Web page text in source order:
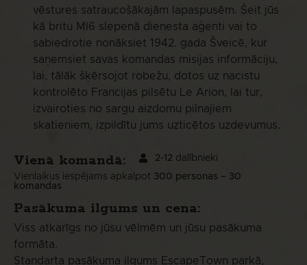
vēstures satraucošākajām lapaspusēm. Šeit jūs
kā britu MI6 slepenā dienesta aģenti vai to
sabiedrotie nonāksiet 1942. gada Šveicē, kur
saņemsiet savas komandas misijas informāciju,
lai, tālāk šķērsojot robežu, dotos uz nacistu
kontrolēto Francijas pilsētu Le Arion, lai tur,
izvairoties no sargu aizdomu pilnajiem
skatieniem, izpildītu jums uzticētos uzdevumus.
Vienā komandā: 2-12 dalībnieki
Vienlaikus iespējams apkalpot 300 personas – 30
komandas
Pasākuma ilgums un cena:
Viss atkarīgs no jūsu vēlmēm un jūsu pasākuma
formāta.
Standarta pasākuma ilgums EscapeTown parkā,